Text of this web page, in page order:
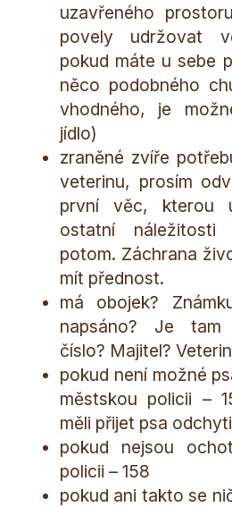
uzavřeného
povely udržovat
pokud máte u sebe
něco podobného
vhodného, je
jídlo)
zraněné zvíře
veterinu, prosím
první věc, kterou
ostatní
potom. Záchrana
mít přednost.
má obojek?
napsáno? Je tam
číslo? Majitel?
pokud není možné
městskou policii –
měli přijet psa
pokud nejsou
policii – 158
pokud ani takto se